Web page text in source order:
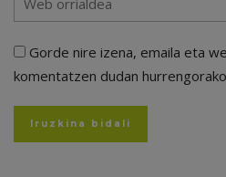
Gorde nire izena, emaila eta
komentatzen dudan